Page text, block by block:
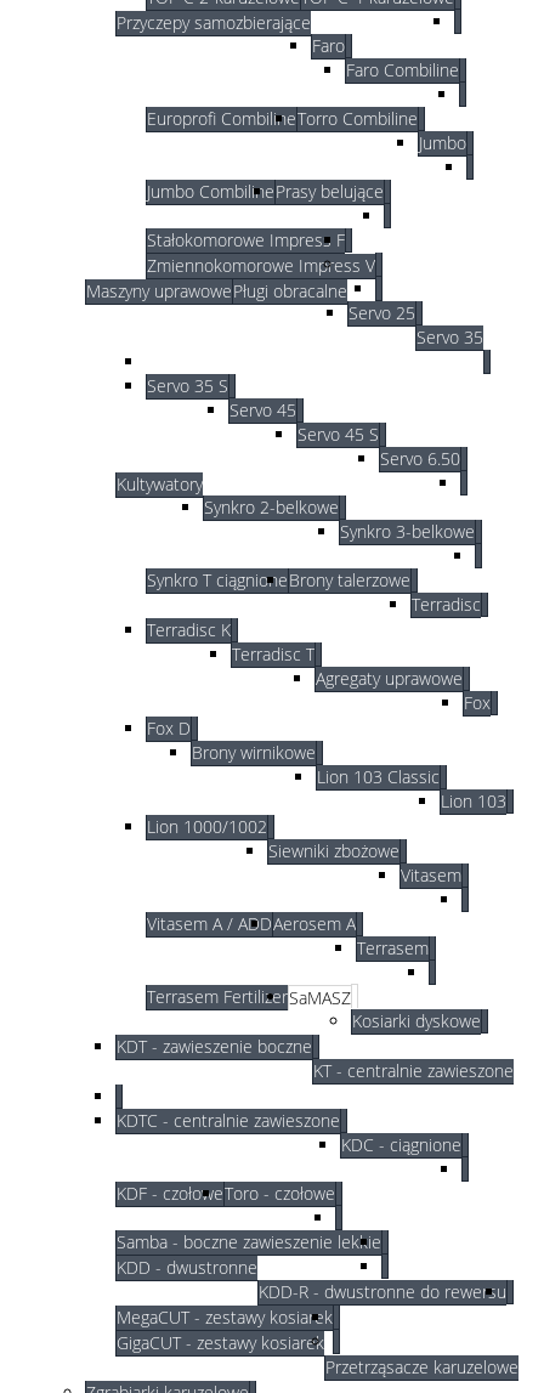
Przyczepy samozbierające
Faro
Faro Combiline
Europrofi CombilineTorro Combiline
Jumbo
Jumbo CombilinePrasy belujące
Stałokomorowe Impress F
Zmiennokomorowe Impress V
Maszyny uprawowePługi obracalne
Servo 25
Servo 35
Servo 35 S
Servo 45
Servo 45 S
Servo 6.50
Kultywatory
Synkro 2-belkowe
Synkro 3-belkowe
Synkro T ciągnioneBrony talerzowe
Terradisc
Terradisc K
Terradisc T
Agregaty uprawowe
Fox
Fox D
Brony wirnikowe
Lion 103 Classic
Lion 103
Lion 1000/1002
Siewniki zbożowe
Vitasem
Vitasem A / ADDAerosem A
Terrasem
Terrasem FertilizerSaMASZ
Kosiarki dyskowe
KDT - zawieszenie boczne
KT - centralnie zawieszone
KDTC - centralnie zawieszone
KDC - ciągnione
KDF - czołoweToro - czołowe
Samba - boczne zawieszenie lekkie
KDD - dwustronne
KDD-R - dwustronne do rewersu
MegaCUT - zestawy kosiarek
GigaCUT - zestawy kosiarek
Przetrząsacze karuzelowe